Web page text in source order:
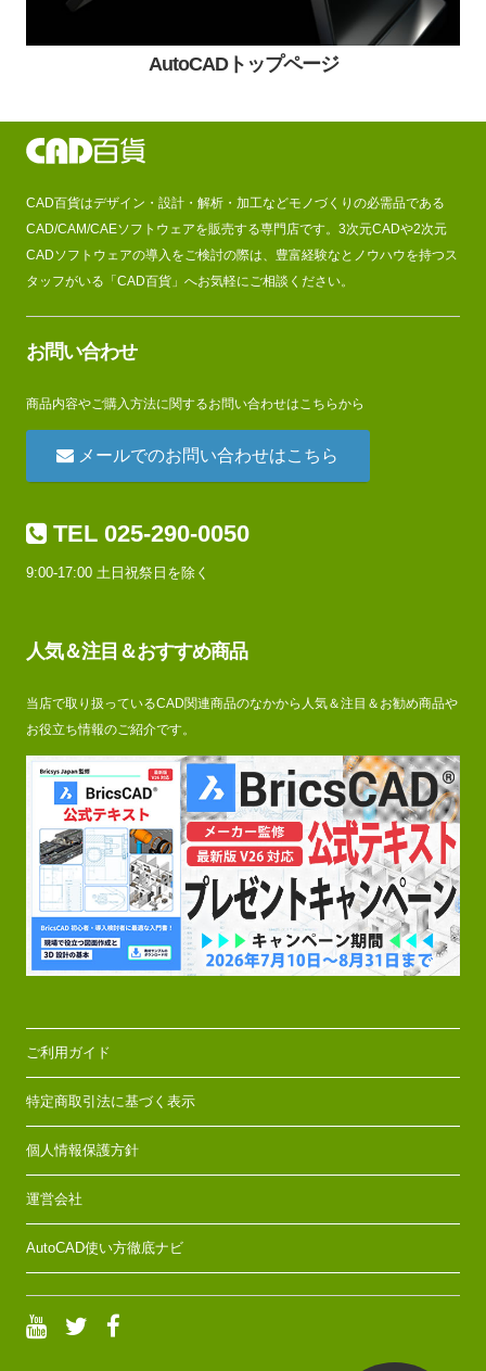
AutoCADトップページ
CAD百貨はデザイン・設計・解析・加工などモノづくりの必需品である
CAD/CAM/CAEソフトウェアを販売する専門店です。3次元CADや2次元
CADソフトウェアの導入をご検討の際は、豊富経験なとノウハウを持つス
タッフがいる「CAD百貨」へお気軽にご相談ください。
お問い合わせ
商品内容やご購入方法に関するお問い合わせはこちらから
メールでのお問い合わせはこちら
TEL 025-290-0050
9:00-17:00 土日祝祭日を除く
人気＆注目＆おすすめ商品
当店で取り扱っているCAD関連商品のなかから人気＆注目＆お勧め商品や
お役立ち情報のご紹介です。
ご利用ガイド
特定商取引法に基づく表示
個人情報保護方針
運営会社
AutoCAD使い方徹底ナビ